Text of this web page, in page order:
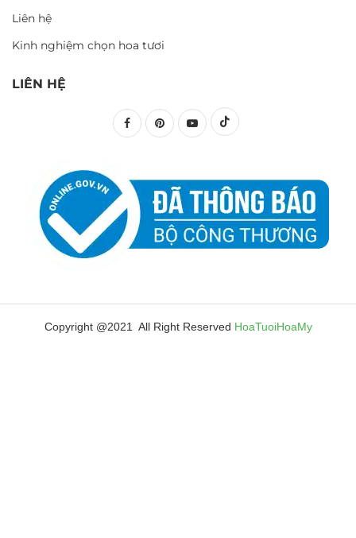
Liên hệ
Kinh nghiệm chọn hoa tươi
LIÊN HỆ
Copyright @2021 All Right Reserved HoaTuoiHoaMy